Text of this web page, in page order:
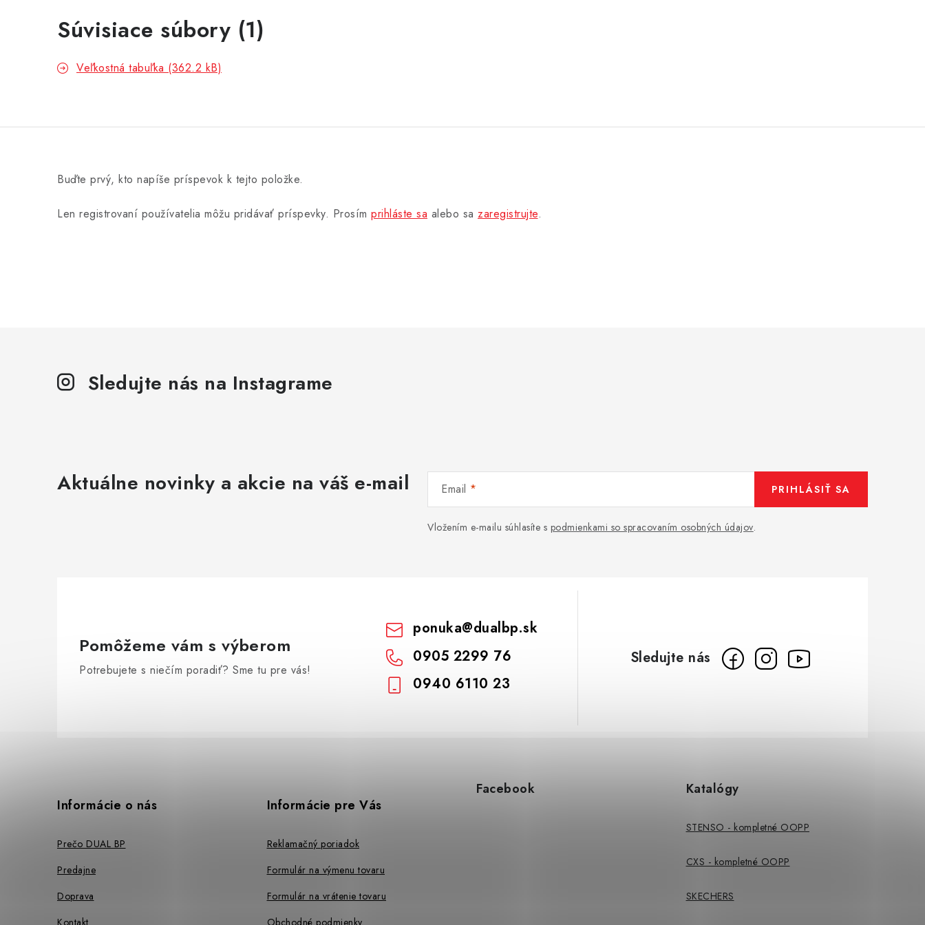
Súvisiace súbory (1)
Veľkostná tabuľka (362.2 kB)
Buďte prvý, kto napíše príspevok k tejto položke.
Len registrovaní používatelia môžu pridávať príspevky. Prosím prihláste sa alebo sa zaregistrujte.
Sledujte nás na Instagrame
Aktuálne novinky a akcie na váš e-mail Email
Vložením e-mailu súhlasíte s podmienkami so spracovaním osobných údajov.
PRIHLÁSIŤ SA
Pomôžeme vám s výberom
Potrebujete s niečím poradiť? Sme tu pre vás!
ponuka@dualbp.sk
0905 2299 76
0940 6110 23
Informácie o nás
Prečo DUAL BP
Predajne
Doprava
Informácie pre Vás
Reklamačný poriadok
Formulár na výmenu tovaru
Formulár na vrátenie tovaru
Facebook Katalógy
STENSO - kompletné OOPP
CXS - kompletné OOPP
SKECHERS